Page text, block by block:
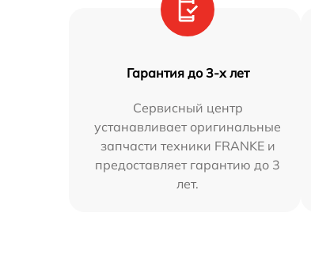
Гарантия до 3-х лет
Сервисный центр
устанавливает оригинальные
запчасти техники FRANKE и
предоставляет гарантию до 3
лет.